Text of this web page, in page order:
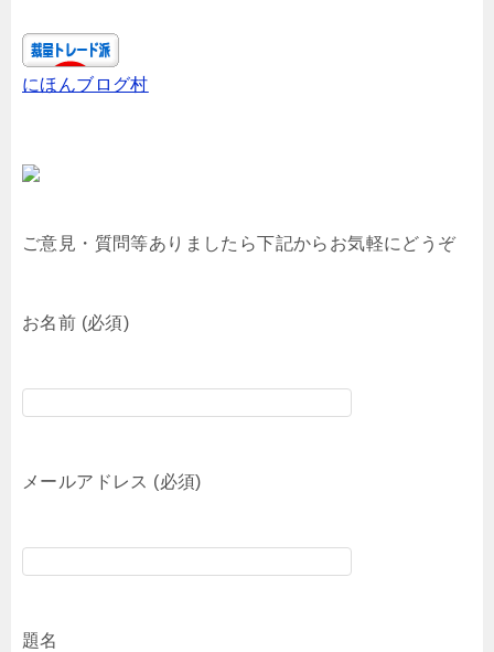
にほんブログ村
ご意見・質問等ありましたら下記からお気軽にどうぞ
お名前 (必須)
メールアドレス (必須)
題名